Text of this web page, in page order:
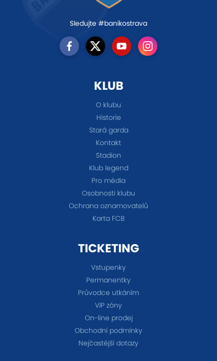
Sledujte #banikostrava
KLUB
O klubu
Historie
Stará garda
Kontakt
Stadion
Klub legend
Pro média
Osobnosti klubu
Ochrana oznamovatelů
Karta FCB
TICKETING
Vstupenky
Permanentky
Průvodce utkáním
VIP zóny
On-line prodej
Obchodní podmínky
Nejčastější dotazy